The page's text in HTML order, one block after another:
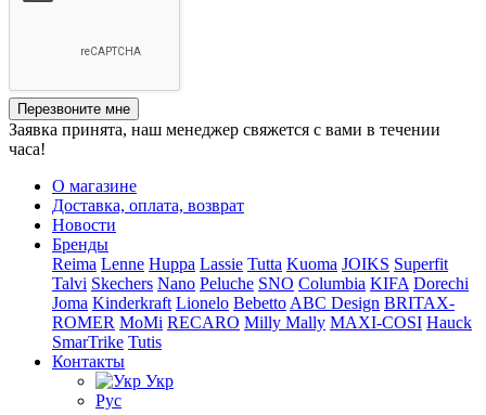
Перезвоните мне
Заявка принята, наш менеджер свяжется с вами в течении
часа!
О магазине
Доставка, оплата, возврат
Новости
Бренды
Reima Lenne Huppa Lassie Tutta Kuoma JOIKS Superfit
Talvi Skechers Nano Peluche SNO Columbia KIFA Dorechi
Joma Kinderkraft Lionelo Bebetto ABC Design BRITAX-
ROMER MoMi RECARO Milly Mally MAXI-COSI Hauck
SmarTrike Tutis
Контакты
Укр
Рус